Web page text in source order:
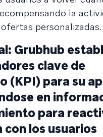
la
personalizadas.
Grubhub
clave de
(KPI) para su
en
para
los usuarios